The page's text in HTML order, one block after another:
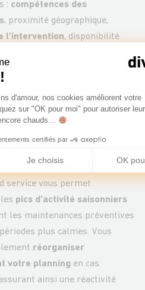
: compétences des
, proximité géographique,
l’intervention, disponibilité
est particulièrement
le secteur CVAC, où les
climatiques extrêmes
de nombreuses demandes
simultanées.
service vous permet
pics d’activité saisonniers
les maintenances préventives
plus calmes. Vous
réorganiser
votre planning en cas
assurant ainsi une réactivité
Gestion du
d'amour, nos cookies améliorent votre
sur "OK pour moi" pour autoriser leur
chauds…
certifiés par
Je choisis OK
Axeptio consent